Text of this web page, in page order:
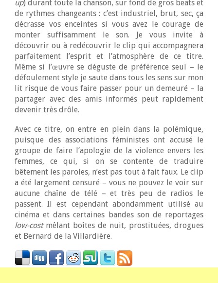
up) durant toute la chanson, sur fond de gros beats et
de rythmes changeants : c’est industriel, brut, sec, ça
décrasse vos enceintes si vous avez le courage de
monter suffisamment le son. Je vous invite à
découvrir ou à redécouvrir le clip qui accompagnera
parfaitement l’esprit et l’atmosphère de ce titre.
Même si l’œuvre se déguste de préférence seul – le
défoulement style je saute dans tous les sens sur mon
lit risque de vous faire passer pour un demeuré – la
partager avec des amis informés peut rapidement
devenir très drôle.
Avec ce titre, on entre en plein dans la polémique,
puisque des associations féministes ont accusé le
groupe de faire l’apologie de la violence envers les
femmes, ce qui, si on se contente de traduire
bêtement les paroles, n’est pas tout à fait faux. Le clip
a été largement censuré – vous ne pouvez le voir sur
aucune chaîne de télé – et très peu de radios le
passent. Il est cependant abondamment utilisé au
cinéma et dans certaines bandes son de reportages
low-costmêlant boîtes de nuit, prostituées, drogues
et Bernard de la Villardière.